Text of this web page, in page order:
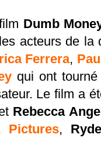
Dumb
acteurs de la
Ferrera,
qui ont
Le film a
Rebecca
Pictures,